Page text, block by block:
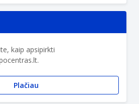
kaip apsipirkti
Plačiau